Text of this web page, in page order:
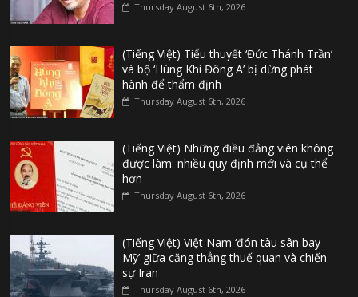
Thursday August 6th, 2026
(Tiếng Việt) Tiểu thuyết ‘Đức Thánh Trần’
và bộ ‘Hùng Khí Đông A’ bị dừng phát
hành để thẩm định
Thursday August 6th, 2026
(Tiếng Việt) Những điều đảng viên không
được làm: nhiều quy định mới và cụ thể
hơn
Thursday August 6th, 2026
(Tiếng Việt) Việt Nam ‘đón tàu sân bay
Mỹ’ giữa căng thẳng thuế quan và chiến
sự Iran
Thursday August 6th, 2026